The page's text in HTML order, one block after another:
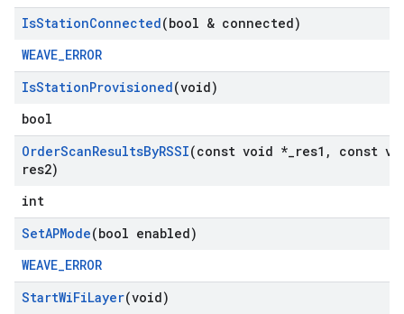
IsStationConnected(bool & connected)
WEAVE_ERROR
IsStationProvisioned(void)
bool
OrderScanResultsByRSSI(const void * res1 ,
const
res2)
int
SetAPMode(bool enabled)
WEAVE_ERROR
StartWiFiLayer(void)